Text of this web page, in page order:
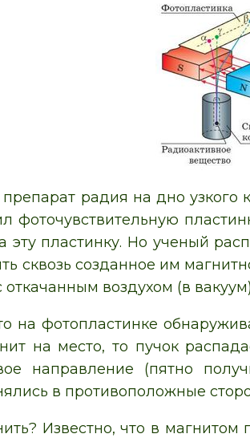
радия на дно узкого
фоточувствительную
эту пластинку. Но ученый
сквозь созданное им
воздухом (в
на фотопластинке
на место, то пучок
направление (пятно
в противоположные
Известно, что в